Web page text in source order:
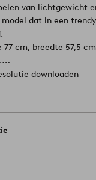
van lichtgewicht
dat in een
cm, breedte 57,5
kg.
praktisch
01-0
downloaden